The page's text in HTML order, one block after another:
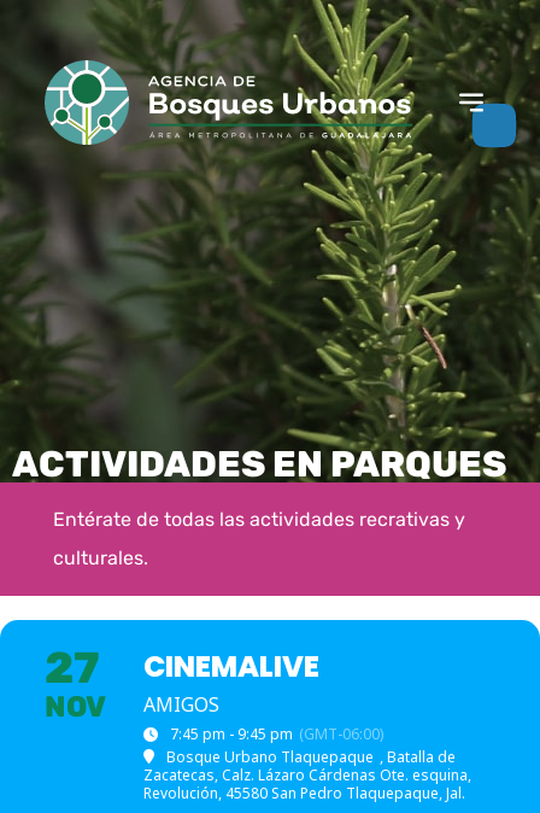
ACTIVIDADES EN PARQUES
Entérate de todas las actividades recrativas y
culturales.
27
NOV
CINEMALIVE
AMIGOS
7:45 pm - 9:45 pm (GMT-06:00)
Bosque Urbano Tlaquepaque , Batalla de
Zacatecas, Calz. Lázaro Cárdenas Ote. esquina,
Revolución, 45580 San Pedro Tlaquepaque, Jal.